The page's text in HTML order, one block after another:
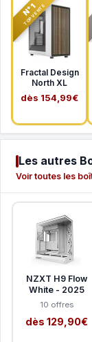
N°1
TOP VENTE
Fractal Design
North XL
dès 154,99€
Les autres
Voir toutes les
NZXT H9 Flow
White - 2025
10 offres
dès 129,90€